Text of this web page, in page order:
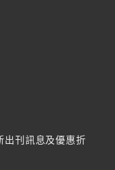
出刊訊息及優惠折